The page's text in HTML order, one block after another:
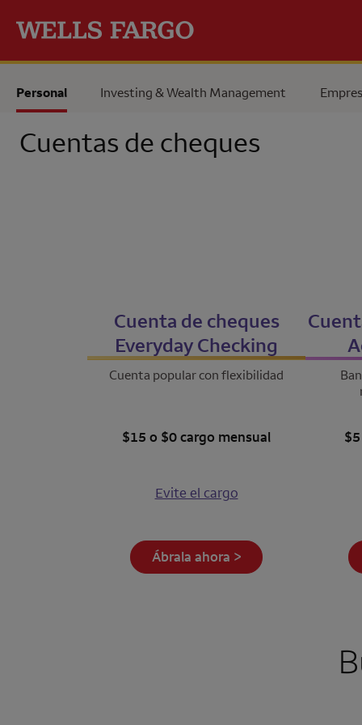
Personal Investing & Wealth Management
Cuentas de cheques
Cuenta de cheques
Everyday Checking
Cuenta popular con flexibilidad
$15 o $0 cargo mensual
Evite el cargo
Ábrala ahora >